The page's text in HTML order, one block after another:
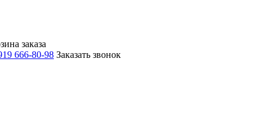
заказа
666-80-98 Заказать звонок